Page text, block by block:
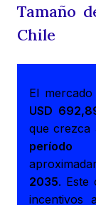
Tamaño
Chile
El
USD
que crezca
período
2035. Este
incentivos